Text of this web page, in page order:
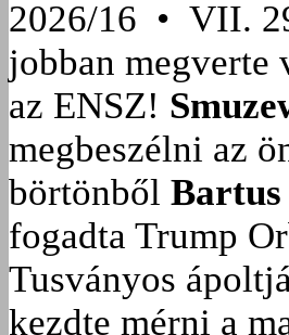
2026/16 • VII.
jobban megverte
az ENSZ!
megbeszélni az
börtönből Bartus
fogadta Trump
Tusványos
kezdte mérni a